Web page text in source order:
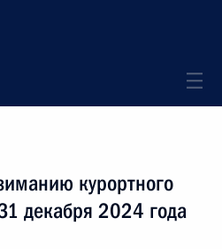
курортного
декабря 2024 года